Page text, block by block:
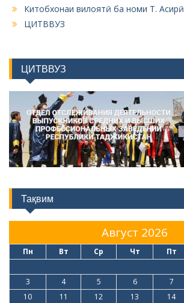
Китобхонаи вилоятӣ ба номи Т. Асирӣ
ЦИТВВУЗ
ЦИТВВУЗ
Тақвим
Август 2026
Пн Вт Ср Чт Пт
3
4 5 6 7
10
11 12 13 14